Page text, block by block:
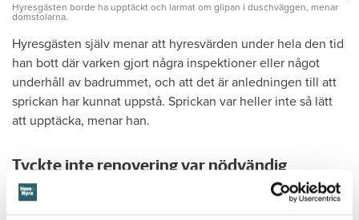
Hyresgästen borde ha upptäckt och larmat om glipan i duschväggen, menar
domstolarna.
Hyresgästen själv menar att hyresvärden under hela den tid
han bott där varken gjort några inspektioner eller något
underhåll av badrummet, och att det är anledningen till att
sprickan har kunnat uppstå. Sprickan var heller inte så lätt
att upptäcka, menar han.
Tyckte inte renovering var nödvändig
Värden har en annan uppfattning, och påpekar att företaget
redan 2024 vände sig till hyresgästen med ett erbjudande